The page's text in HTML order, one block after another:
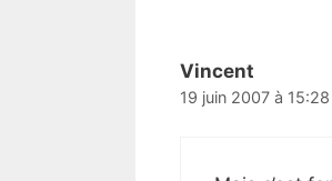
Vincent
19 juin 2007 à 15:28